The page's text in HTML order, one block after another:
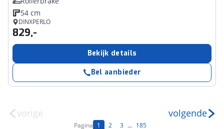
54 cm
DINXPERLO
829,-
Bekijk details
Bel aanbieder
vorige
Pagina 1 2 3 ... 185
volgende